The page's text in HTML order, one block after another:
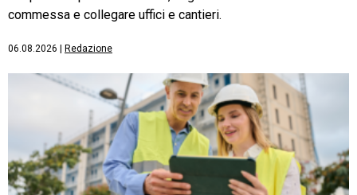
commessa e collegare uffici e cantieri.
06.08.2026 Redazione